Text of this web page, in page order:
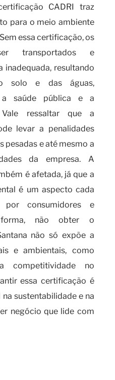
CADRI traz
para o meio ambiente
essa certificação, os
transportados e
inadequada, resultando
solo e das águas,
saúde pública e a
Vale ressaltar que a
levar a penalidades
pesadas e até mesmo a
da empresa. A
é afetada, já que a
é um aspecto cada
consumidores e
forma, não obter o
não só expõe a
e ambientais, como
competitividade no
essa certificação é
sustentabilidade e na
negócio que lide com